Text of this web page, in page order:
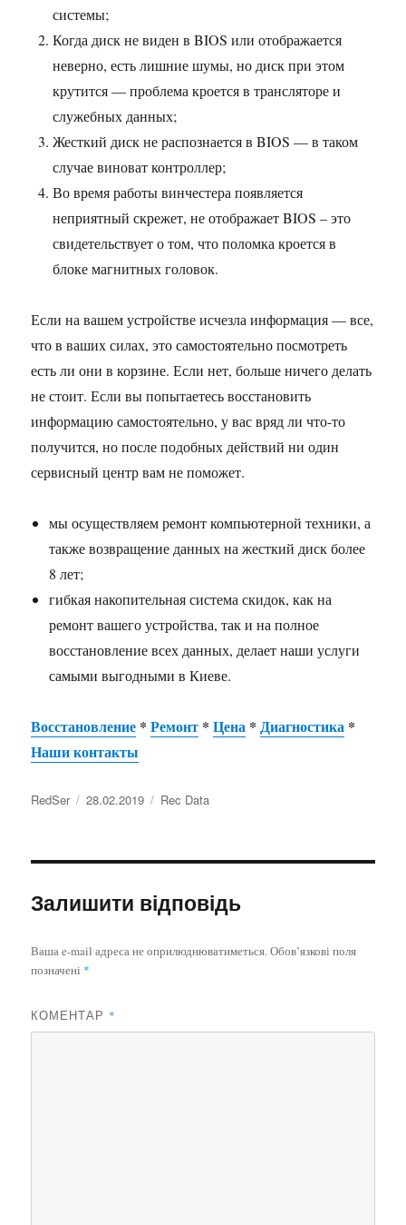
системы;
Когда диск не виден в BIOS или отображается
неверно, есть лишние шумы, но диск при этом
крутится — проблема кроется в трансляторе и
служебных данных;
Жесткий диск не распознается в BIOS — в таком
случае виноват контроллер;
Во время работы винчестера появляется
неприятный скрежет, не отображает BIOS – это
свидетельствует о том, что поломка кроется в
блоке магнитных головок.
Если на вашем устройстве исчезла информация — все,
что в ваших силах, это самостоятельно посмотреть
есть ли они в корзине. Если нет, больше ничего делать
не стоит. Если вы попытаетесь восстановить
информацию самостоятельно, у вас вряд ли что-то
получится, но после подобных действий ни один
сервисный центр вам не поможет.
мы осуществляем ремонт компьютерной техники, а
также возвращение данных на жесткий диск более
8 лет;
гибкая накопительная система скидок, как на
ремонт вашего устройства, так и на полное
восстановление всех данных, делает наши услуги
самыми выгодными в Киеве.
Восстановление *Ремонт *Цена *Диагностика *
Наши контакты
RedSer 28.02.2019 Rec Data
Залишити відповідь
Ваша e-mail адреса не оприлюднюватиметься.Обов’язкові поля
позначені *
КОМЕНТАР *